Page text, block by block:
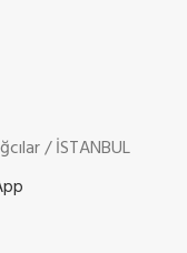
/ İSTANBUL